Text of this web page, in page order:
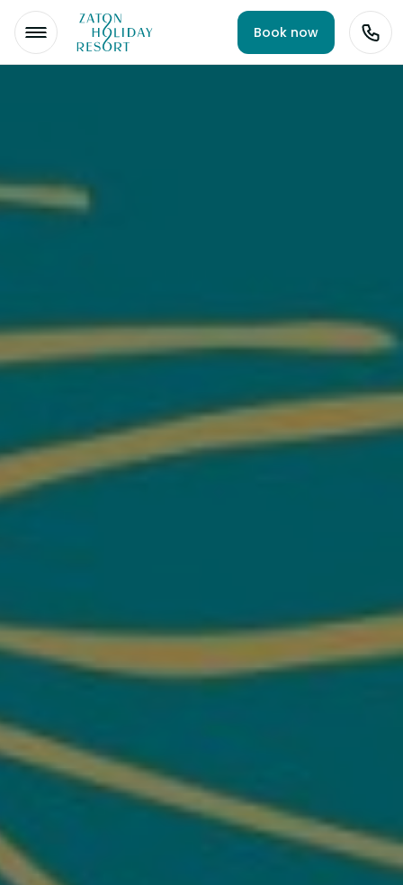
Book now